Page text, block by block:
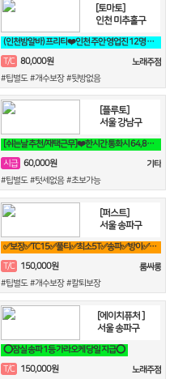
[토마토]
인천 미추홀구
(인천밤알바) 프리티❤️인천 주안 영업진 12명 상주중 (24시간 영업)❤️
T/C 80,000원
노래주점
#팁별도 #개수보장 #뒷방없음
[플루토]
서울 강남구
[쉬는날 추천/재택근무]❤️한시간 통화시 64,800원❤️당일지급❤️영상
시급 60,000원
기타
#팁별도 #텃세없음 #초보가능
[퍼스트]
서울 송파구
✅보장✅TC15✅풀티✅최소5T✅송파✅방이✅잠실✅석촌✅강남역삼✅선릉
T/C 150,000원
룸싸롱
#팁별도 #개수보장 #칼퇴보장
[에이치퓨처 ]
서울 송파구
⭕잠실 송파 1등 가라오케 당일 지급⭕
T/C
150,000원
노래주점